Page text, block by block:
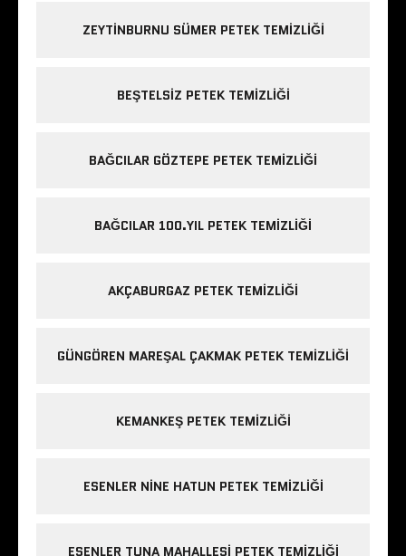
ZEYTINBURNU SÜMER PETEK TEMIZLIĞI
BEŞTELSIZ PETEK TEMIZLIĞI
BAĞCILAR GÖZTEPE PETEK TEMIZLIĞI
BAĞCILAR 100.YIL PETEK TEMIZLIĞI
AKÇABURGAZ PETEK TEMIZLIĞI
GÜNGÖREN MAREŞAL ÇAKMAK PETEK TEMIZLIĞI
KEMANKEŞ PETEK TEMIZLIĞI
ESENLER NINE HATUN PETEK TEMIZLIĞI
ESENLER TUNA MAHALLESI PETEK TEMIZLIĞI